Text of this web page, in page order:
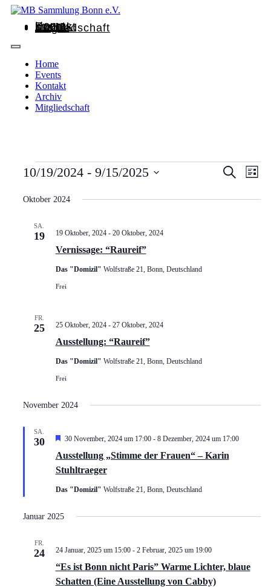
Home
Events
Kontakt
Archiv
Mitgliedschaft
Home
Events
Kontakt
Archiv
Mitgliedschaft
und
Suche
Liste
10/19/2024 - 9/15/2025
wählen.
Oktober 2024
SA.
19
Vernissage: “Raureif”
19 Oktober, 2024- 20 Oktober, 2024
Das "Domizil" Wolfstraße 21, Bonn, Deutschland
Frei
FR.
25
Ausstellung: “Raureif”
25 Oktober, 2024- 27 Oktober, 2024
Das "Domizil" Wolfstraße 21, Bonn, Deutschland
Frei
November 2024
SA.
30
Ausstellung „Stimme der Frauen“ – Karin
Stuhltraeger
Hervorgehoben
30 November, 2024 um 17:00- 8 Dezember, 2024 um 17:00
Das "Domizil" Wolfstraße 21, Bonn, Deutschland
Januar 2025
FR.
24
“Es ist Bonn nicht Paris” Warme Lichter, blaue
Schatten (Eine Ausstellung von Cabby)
24 Januar, 2025 um 15:00- 2 Februar, 2025 um 19:00